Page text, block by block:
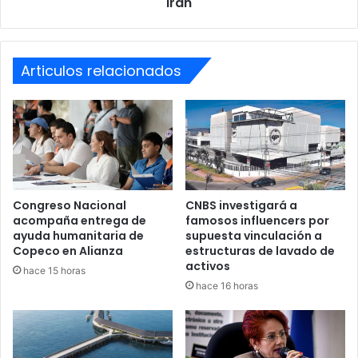
millones de lempiras.
Articulos relacionados
Congreso Nacional
acompaña entrega de
ayuda humanitaria de
Copeco en Alianza
hace 15 horas
CNBS investigará a
famosos influencers por
supuesta vinculación a
estructuras de lavado de
activos
hace 16 horas